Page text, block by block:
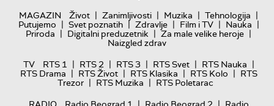
MAGAZIN
Život | Zanimljivosti | Muzika | Tehnologija |
Putujemo | Svet poznatih | Zdravlje | Film i TV | Nauka |
Priroda | Digitalni preduzetnik | Za male velike heroje |
Naizgled zdrav
TV
RTS 1 | RTS 2 | RTS 3 | RTS Svet | RTS Nauka |
RTS Drama | RTS Život | RTS Klasika | RTS Kolo | RTS
Trezor | RTS Muzika | RTS Poletarac